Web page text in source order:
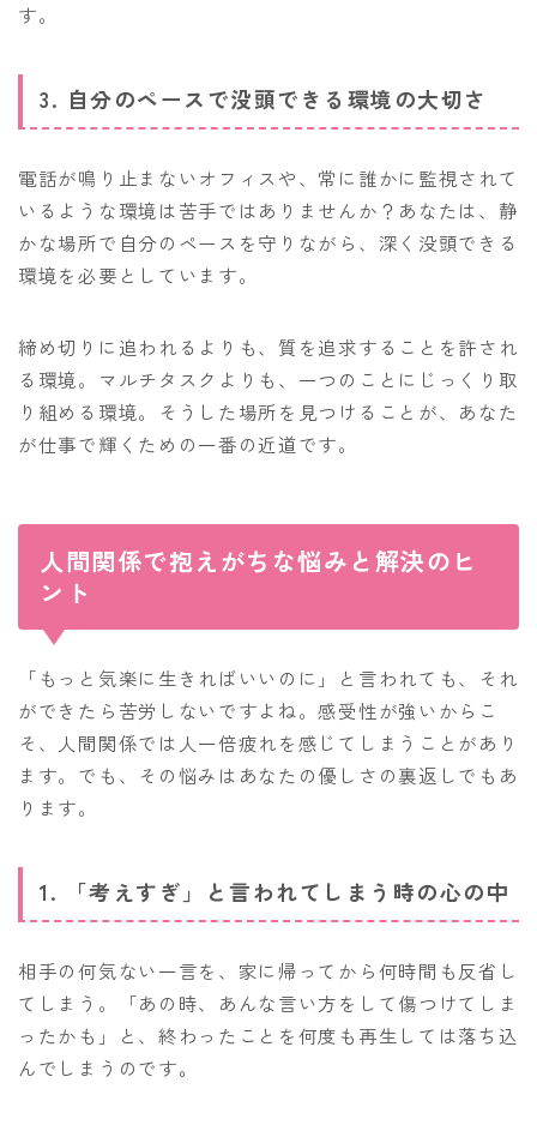
す。
3. 自分のペースで没頭できる環境の大切さ
電話が鳴り止まないオフィスや、常に誰かに監視されて
いるような環境は苦手ではありませんか？あなたは、静
かな場所で自分のペースを守りながら、深く没頭できる
環境を必要としています。
締め切りに追われるよりも、質を追求することを許され
る環境。マルチタスクよりも、一つのことにじっくり取
り組める環境。そうした場所を見つけることが、あなた
が仕事で輝くための一番の近道です。
人間関係で抱えがちな悩みと解決のヒ
ント
「もっと気楽に生きればいいのに」と言われても、それ
ができたら苦労しないですよね。感受性が強いからこ
そ、人間関係では人一倍疲れを感じてしまうことがあり
ます。でも、その悩みはあなたの優しさの裏返しでもあ
ります。
1. 「考えすぎ」と言われてしまう時の心の中
相手の何気ない一言を、家に帰ってから何時間も反省し
てしまう。「あの時、あんな言い方をして傷つけてしま
ったかも」と、終わったことを何度も再生しては落ち込
んでしまうのです。